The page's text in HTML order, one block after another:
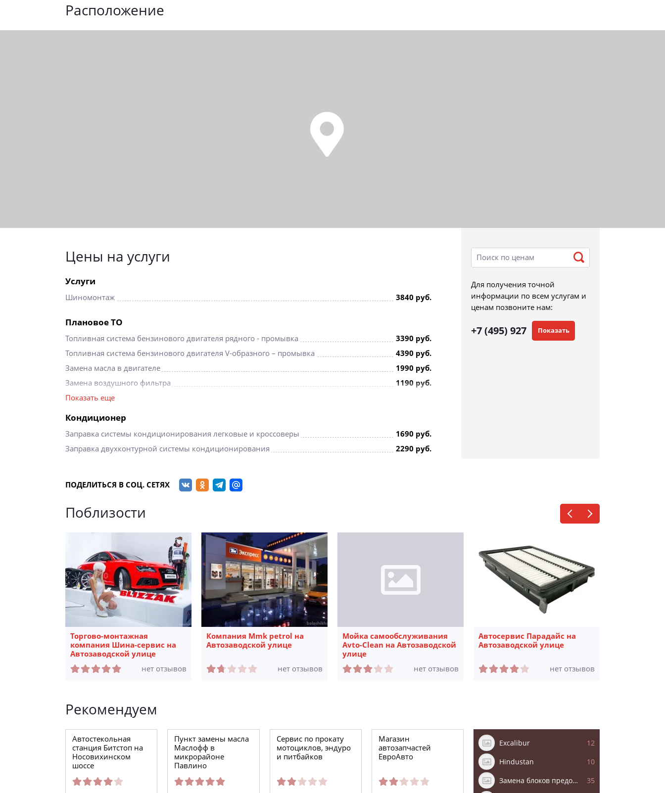
Расположение
Цены на услуги
Для получения точной
информации по всем услугам и
ценам позвоните нам:
+7 (495) 927 Показать
Услуги
Шиномонтаж 3840 руб.
Плановое ТО
Топливная система бензинового двигателя рядного - промывка
3390 руб.
Топливная система бензинового двигателя V-образного – промывка
4390 руб.
Замена масла в двигателе
1990 руб.
Замена воздушного фильтра
1190 руб.
Замена салонного фильтра
Замена свечи зажигания 1 шт
Показать еще
Кондиционер
Заправка системы кондиционирования легковые и кроссоверы
1690 руб.
Заправка двухконтурной системы кондиционирования
2290 руб.
ПОДЕЛИТЬСЯ В СОЦ. СЕТЯХ
Поблизости
Торгово-монтажная
компания Шина-сервис на
Автозаводской улице
нет отзывов
Компания Mmk petrol на
Автозаводской улице
нет отзывов
Мойка самообслуживания
Avto-Clean на Автозаводской
улице
нет отзывов
Автосервис Парадайс на
Автозаводской улице
нет отзывов
Рекомендуем
Автостекольная
станция Битстоп на
Носовихинском
шоссе
Пункт замены масла
Маслофф в
микрорайоне
Павлино
Сервис по прокату
мотоциклов, эндуро
и питбайков
Магазин
автозапчастей
ЕвроАвто
Excalibur 12
Hindustan 10
Замена блоков предохранителей 35